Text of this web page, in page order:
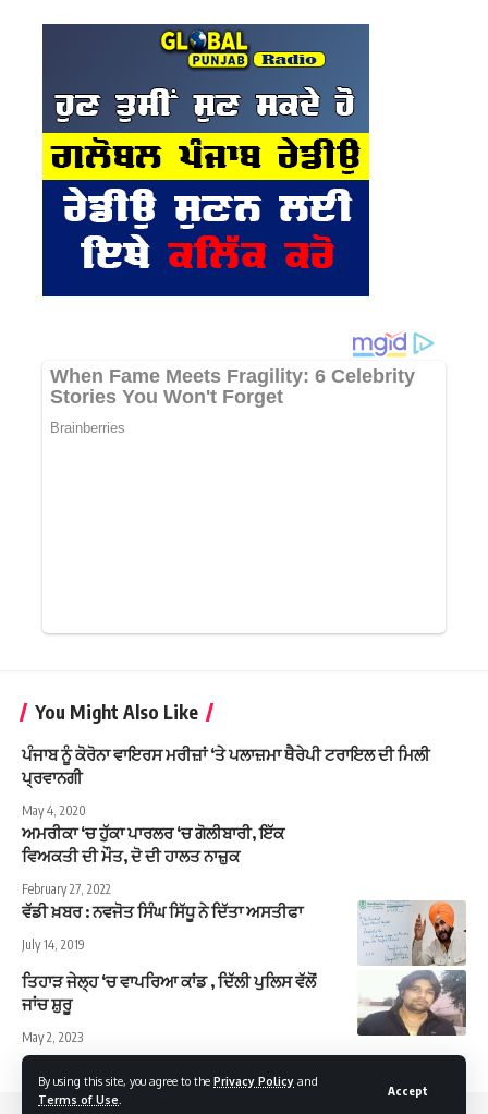
By using this site, you agree to the Privacy Policy and
Terms of Use
Accept
You Might Also Like
ਪੰਜਾਬ ਨੂੰ ਕੋਰੋਨਾ ਵਾਇਰਸ ਮਰੀਜ਼ਾਂ ‘ਤੇ ਪਲਾਜ਼ਮਾ ਥੈਰੇਪੀ ਟਰਾਇਲ ਦੀ ਮਿਲੀ
ਪ੍ਰਵਾਨਗੀ
May 4, 2020
ਅਮਰੀਕਾ ‘ਚ ਹੁੱਕਾ ਪਾਰਲਰ ‘ਚ ਗੋਲੀਬਾਰੀ, ਇੱਕ
ਵਿਅਕਤੀ ਦੀ ਮੌਤ, ਦੋ ਦੀ ਹਾਲਤ ਨਾਜ਼ੁਕ
February 27, 2022
ਵੱਡੀ ਖ਼ਬਰ : ਨਵਜੋਤ ਸਿੰਘ ਸਿੱਧੂ ਨੇ ਦਿੱਤਾ ਅਸਤੀਫਾ
July 14, 2019
ਤਿਹਾੜ ਜੇਲ੍ਹ ‘ਚ ਵਾਪਰਿਆ ਕਾਂਡ , ਦਿੱਲੀ ਪੁਲਿਸ ਵੱਲੋਂ
ਜਾਂਚ ਸ਼ੁਰੂ
May 2, 2023